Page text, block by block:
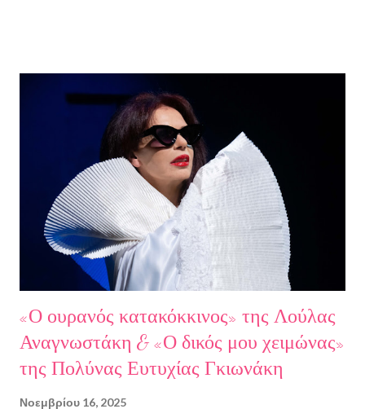
Λουκάς Κούτρας Τη δεύτερη εκπομπή τίμησαν ο πρώην
πρόεδρος της Ε.Σ.Ε., συγγραφέας, Στάθης Βαλούκος, ο
ιστορικός συγγραφέας Δρ Ιωάννης Δασκαρόλης, η
μουσικοσυνθέτης Πέννυ Μπινιάρη και ο σκηνοθέτης Στέργιος
Παπαευαγγέλου Σκηνοθεσία: Δημήτρης Σωτηράκης Βοηθός
Σκηνοθέτης: Νεκταρία Δασκαλάκη Παρουσιάστηκαν τα βιβλία
"Ο πόλεμος δεν τελείωσε ακόμα" μυθιστόρημα του Στάθη
Βαλούκου και τα ε...
«Ο ουρανός κατακόκκινος» της Λούλας
Αναγνωστάκη & «Ο δικός μου χειμώνας»
της Πολύνας Ευτυχίας Γκιωνάκη
Νοεμβρίου 16, 2025